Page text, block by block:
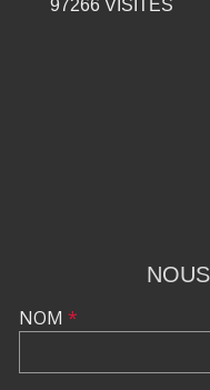
97266VISITES
NOM *